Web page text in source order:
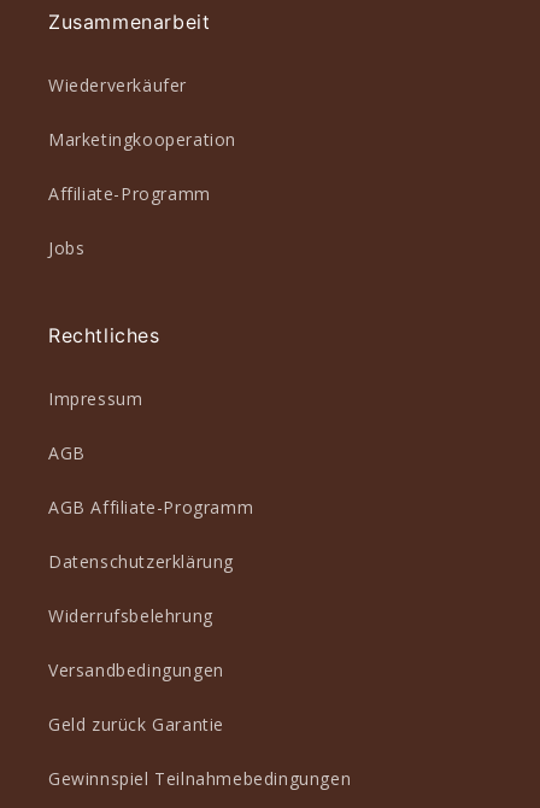
Zusammenarbeit
Wiederverkäufer
Marketingkooperation
Affiliate-Programm
Jobs
Rechtliches
Impressum
AGB
AGB Affiliate-Programm
Datenschutzerklärung
Widerrufsbelehrung
Versandbedingungen
Geld zurück Garantie
Gewinnspiel Teilnahmebedingungen